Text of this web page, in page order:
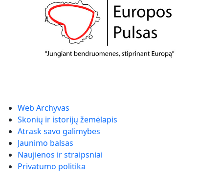
Web Archyvas
Skonių ir istorijų žemėlapis
Atrask savo galimybes
Jaunimo balsas
Naujienos ir straipsniai
Privatumo politika